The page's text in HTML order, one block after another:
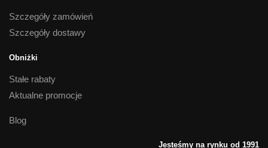
Szczegóły zamówień
Szczegóły dostawy
Obniżki
Stałe rabaty
Aktualne promocje
Blog
Jesteśmy na rynku od 1991